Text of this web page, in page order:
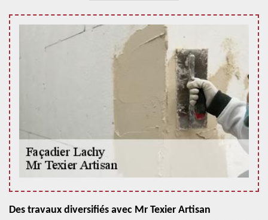
Des travaux diversifiés avec Mr Texier Artisan